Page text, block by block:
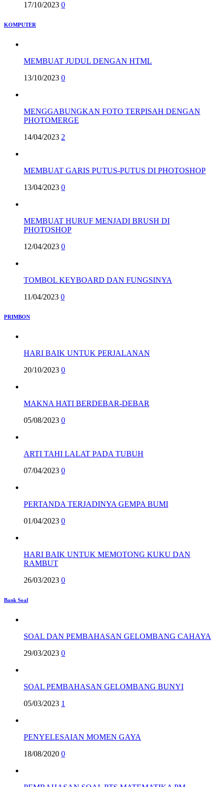
17/10/2023 0
KOMPUTER
MEMBUAT JUDUL DENGAN HTML
13/10/2023 0
MENGGABUNGKAN FOTO TERPISAH DENGAN
PHOTOMERGE
14/04/2023 2
MEMBUAT GARIS PUTUS-PUTUS DI PHOTOSHOP
13/04/2023 0
MEMBUAT HURUF MENJADI BRUSH DI
PHOTOSHOP
12/04/2023 0
TOMBOL KEYBOARD DAN FUNGSINYA
11/04/2023 0
PRIMBON
HARI BAIK UNTUK PERJALANAN
20/10/2023 0
MAKNA HATI BERDEBAR-DEBAR
05/08/2023 0
ARTI TAHI LALAT PADA TUBUH
07/04/2023 0
PERTANDA TERJADINYA GEMPA BUMI
01/04/2023 0
HARI BAIK UNTUK MEMOTONG KUKU DAN
RAMBUT
26/03/2023 0
Bank Soal
SOAL DAN PEMBAHASAN GELOMBANG CAHAYA
29/03/2023 0
SOAL PEMBAHASAN GELOMBANG BUNYI
05/03/2023 1
PENYELESAIAN MOMEN GAYA
18/08/2020 0